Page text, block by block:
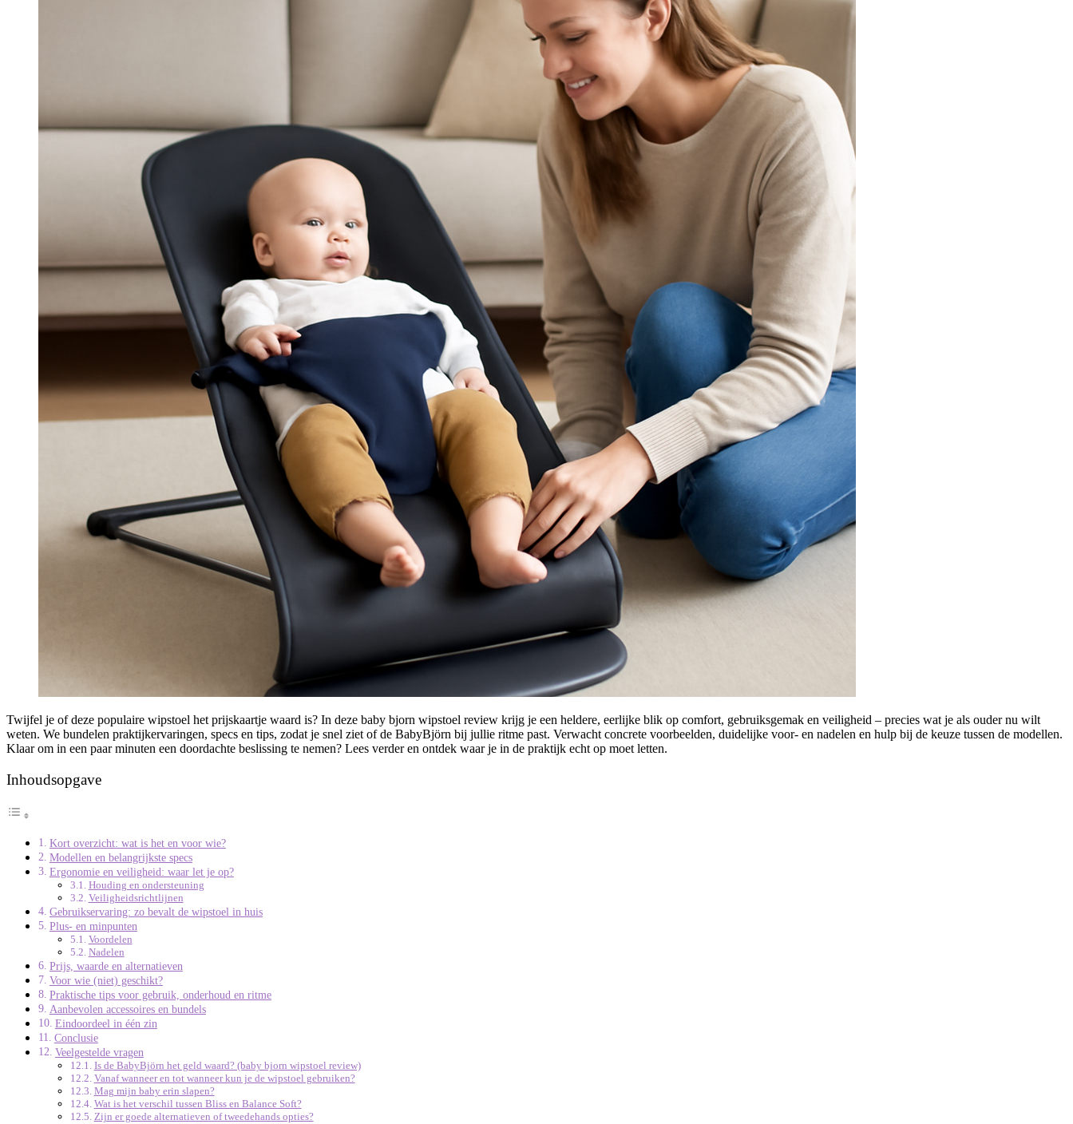
Twijfel je of deze populaire wipstoel het prijskaartje waard is? In deze baby bjorn wipstoel review krijg je een heldere, eerlijke blik op comfort, gebruiksgemak en veiligheid – precies wat je als ouder nu wilt
weten. We bundelen praktijkervaringen, specs en tips, zodat je snel ziet of de BabyBjörn bij jullie ritme past. Verwacht concrete voorbeelden, duidelijke voor- en nadelen en hulp bij de keuze tussen de modellen.
Klaar om in een paar minuten een doordachte beslissing te nemen? Lees verder en ontdek waar je in de praktijk echt op moet letten.
Inhoudsopgave
Kort overzicht: wat is het en voor wie?
Modellen en belangrijkste specs
Ergonomie en veiligheid: waar let je op?
Houding en ondersteuning
Veiligheidsrichtlijnen
Gebruikservaring: zo bevalt de wipstoel in huis
Plus- en minpunten
Voordelen
Nadelen
Prijs, waarde en alternatieven
Voor wie (niet) geschikt?
Praktische tips voor gebruik, onderhoud en ritme
Aanbevolen accessoires en bundels
Eindoordeel in één zin
Conclusie
Veelgestelde vragen
Is de BabyBjörn het geld waard? (baby bjorn wipstoel review)
Vanaf wanneer en tot wanneer kun je de wipstoel gebruiken?
Mag mijn baby erin slapen?
Wat is het verschil tussen Bliss en Balance Soft?
Zijn er goede alternatieven of tweedehands opties?